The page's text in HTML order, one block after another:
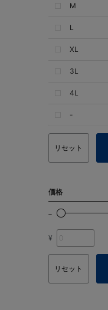
M
L
XL
3L
4L
-
リセット
価格
¥
リセット